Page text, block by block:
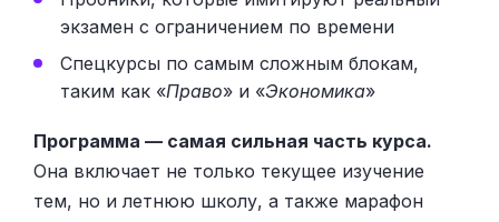
экзамен с ограничением по времени
Спецкурсы по самым сложным блокам,
таким как «Право» и «Экономика»
Программа — самая сильная часть курса.
Она включает не только текущее изучение
тем, но и летнюю школу, а также марафон